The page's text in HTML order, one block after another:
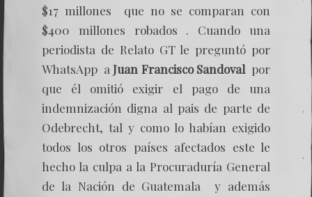
$17 millones que no se comparan con
$400 millones robados . Cuando una
periodista de Relato GT le preguntó por
WhatsApp aJuan Francisco Sandoval por
que él omitió exigir el pago de una
indemnización digna al pais de parte de
Odebrecht, tal y como lo habían exigido
todos los otros países afectados este le
hecho la culpa a la Procuraduría General
de la Nación de Guatemala y además